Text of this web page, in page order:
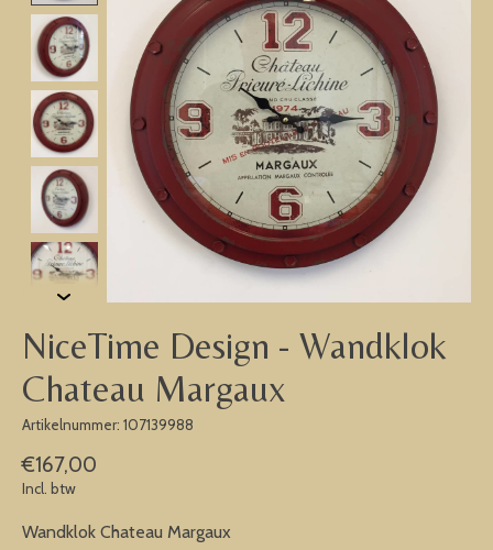
NiceTime Design - Wandklok
Chateau Margaux
Artikelnummer: 107139988
€167,00
Incl. btw
Wandklok Chateau Margaux